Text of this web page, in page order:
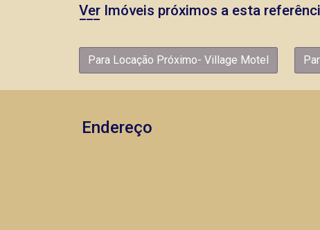
Ver Imóveis próximos a esta
Para Locação Próximo- Village Motel
Endereço